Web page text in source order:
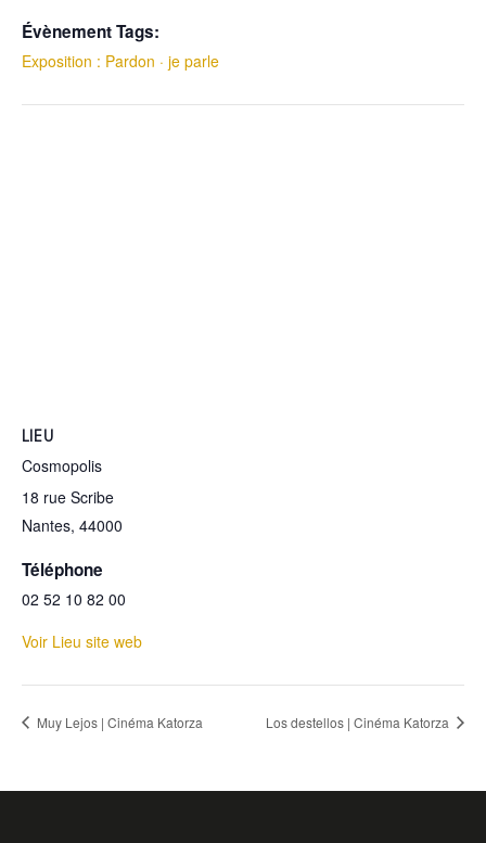
Évènement Tags:
Exposition : Pardon · je parle
LIEU
Cosmopolis
18 rue Scribe
Nantes, 44000
Téléphone
02 52 10 82 00
Voir Lieu site web
Muy Lejos | Cinéma Katorza Los destellos | Cinéma Katorza